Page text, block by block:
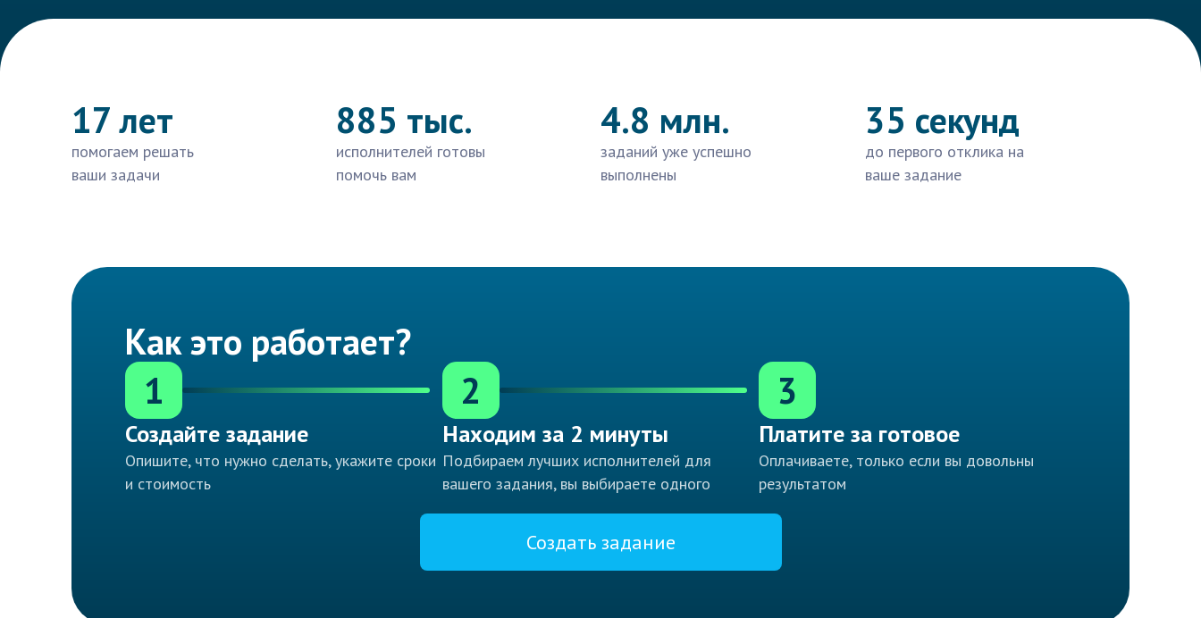
17 лет
помогаем решать
ваши задачи
885 тыс.
исполнителей готовы
помочь вам
4.8 млн.
заданий уже успешно
выполнены
35 секунд
до первого отклика на
ваше задание
Как это работает?
1
Создайте задание
Опишите, что нужно сделать, укажите сроки
и стоимость
2
Находим за 2 минуты
Подбираем лучших исполнителей для
вашего задания, вы выбираете одного
3
Платите за готовое
Оплачиваете, только если вы довольны
результатом
Создать задание